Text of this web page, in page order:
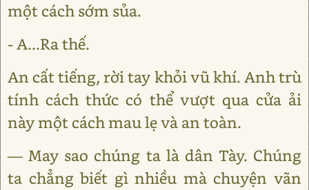
một cách sớm sủa.
- A...Ra thế.
An cất tiếng, rời tay khỏi vũ khí. Anh trù
tính cách thức có thể vượt qua cửa ải
này một cách mau lẹ và an toàn.
― May sao chúng ta là dân Tày. Chúng
ta chẳng biết gì nhiều mà chuyện vãn